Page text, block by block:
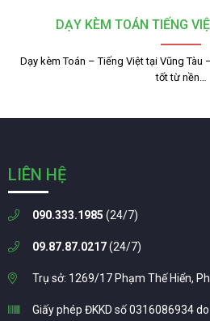
DẠY KÈM TOÁN TIẾNG
Dạy kèm Toán – Tiếng Việt tại Vũng Tàu
tốt từ nền…
LIÊN HỆ
090.333.1985 (24/7)
09.87.87.0217(24/7)
Trụ sở: 1269/17 Phạm Thế Hiển,
Giấy phép ĐKKD số 0316086934